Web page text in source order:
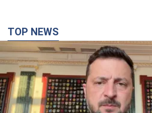
"Защита нашей жизни":
антибаллистической системе
санкциях против России и
Видео
Европейские партнеры присоединяются
проекту
6 годин тому 59,5 т.